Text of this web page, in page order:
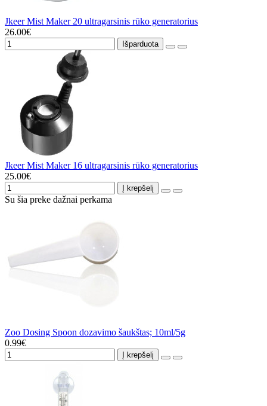
Jkeer Mist Maker 20 ultragarsinis rūko generatorius
26.00€
Išparduota
Jkeer Mist Maker 16 ultragarsinis rūko generatorius
25.00€
Į krepšelį
Su šia preke dažnai perkama
Zoo Dosing Spoon dozavimo šaukštas; 10ml/5g
0.99€
Į krepšelį